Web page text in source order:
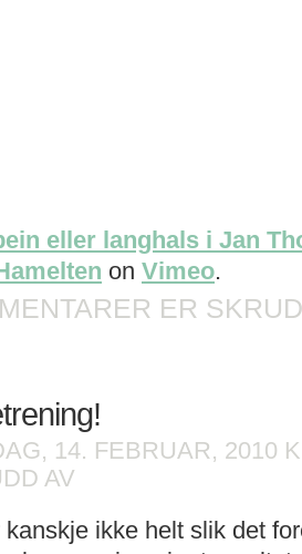
eller langhals i Jan
on Vimeo.
ER
14. FEBRUAR, 2010
AV
kanskje ikke helt slik det